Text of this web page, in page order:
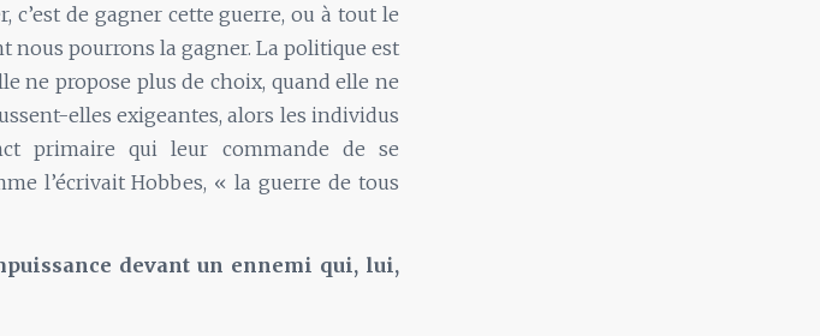
c’est de gagner cette guerre, ou à tout le
nous pourrons la gagner. La politique est
ne propose plus de choix, quand elle ne
elles exigeantes, alors les individus
primaire qui leur commande de se
l’écrivait Hobbes, « la guerre de tous
devant un ennemi qui, lui,